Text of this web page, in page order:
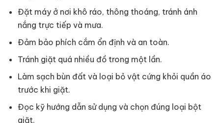
Đặt máy ở nơi khô ráo, thông thoáng, tránh ánh
nắng trực tiếp và mưa.
Đảm bảo phích cắm ổn định và an toàn.
Tránh giặt quá nhiều đồ trong một lần.
Làm sạch bùn đất và loại bỏ vật cứng khỏi quần áo
trước khi giặt.
Đọc kỹ hướng dẫn sử dụng và chọn đúng loại bột
giặt.